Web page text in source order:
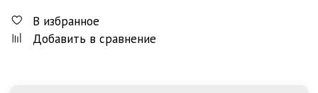
В избранное
Добавить в сравнение